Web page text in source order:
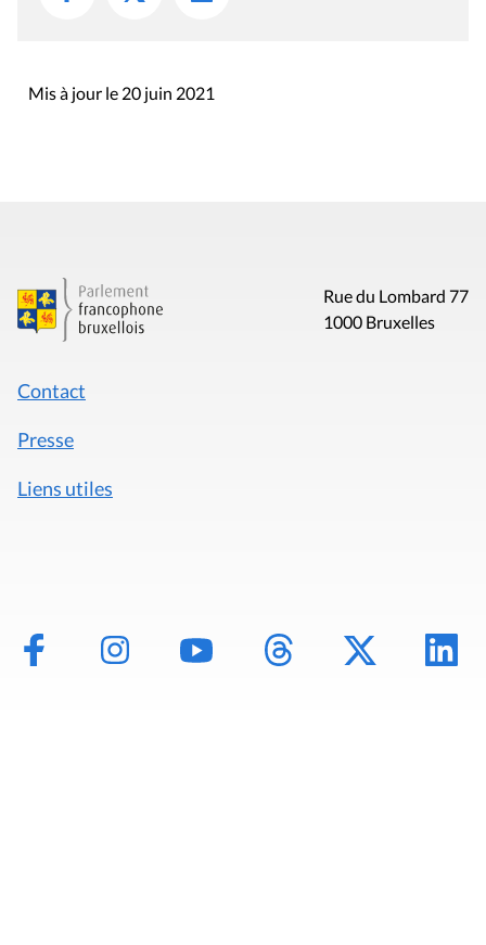
Mis à jour le 20 juin 2021
Rue du Lombard 77
1000 Bruxelles
Contact
Presse
Liens utiles